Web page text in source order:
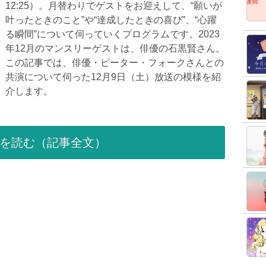
12:25）。月替わりでゲストをお迎えして、“願いが
叶ったときのこと”や“達成したときの喜び”、“心躍
る瞬間”について伺っていくプログラムです。2023
年12月のマンスリーゲストは、俳優の石黒賢さん。
この記事では、俳優・ピーター・フォークさんとの
共演について伺った12月9日（土）放送の模様を紹
介します。
読む（記事全文）